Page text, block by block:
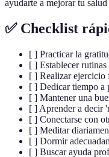
ayudarte a mejorar tu
✅ Checklist
[ ] Practicar la
[ ] Establecer rutinas
[ ] Realizar ejercicio
[ ] Dedicar tiempo a
[ ] Mantener una
[ ] Aprender a decir
[ ] Conectarse con
[ ] Meditar
[ ] Dormir
[ ] Buscar ayuda